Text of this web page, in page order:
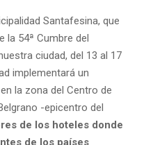
Santafesina, que
la 54ª Cumbre del
ciudad, del 13 al 17
implementará un
la zona del Centro de
-epicentro del
de los hoteles donde
de los países